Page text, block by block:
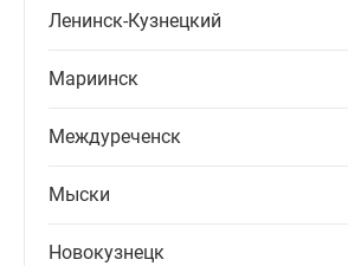
Ленинск-Кузнецкий
Мариинск
Междуреченск
Мыски
Новокузнецк